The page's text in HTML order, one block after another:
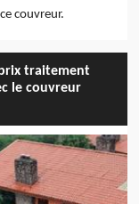
couvreur.
traitement
le couvreur